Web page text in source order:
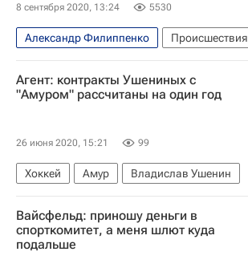
8 сентября 2020, 13:24 5530
Александр Филиппенко
Происшествия
Москва
Михаил Ефремов
ДТП с участием Михаила Ефремова
Агент: контракты Ушениных с
"Амуром" рассчитаны на один год
26 июня 2020, 15:21 99
Хоккей Амур
Владислав Ушенин
Вячеслав Ушенин
Вайсфельд: приношу деньги в
спорткомитет, а меня шлют куда
подальше